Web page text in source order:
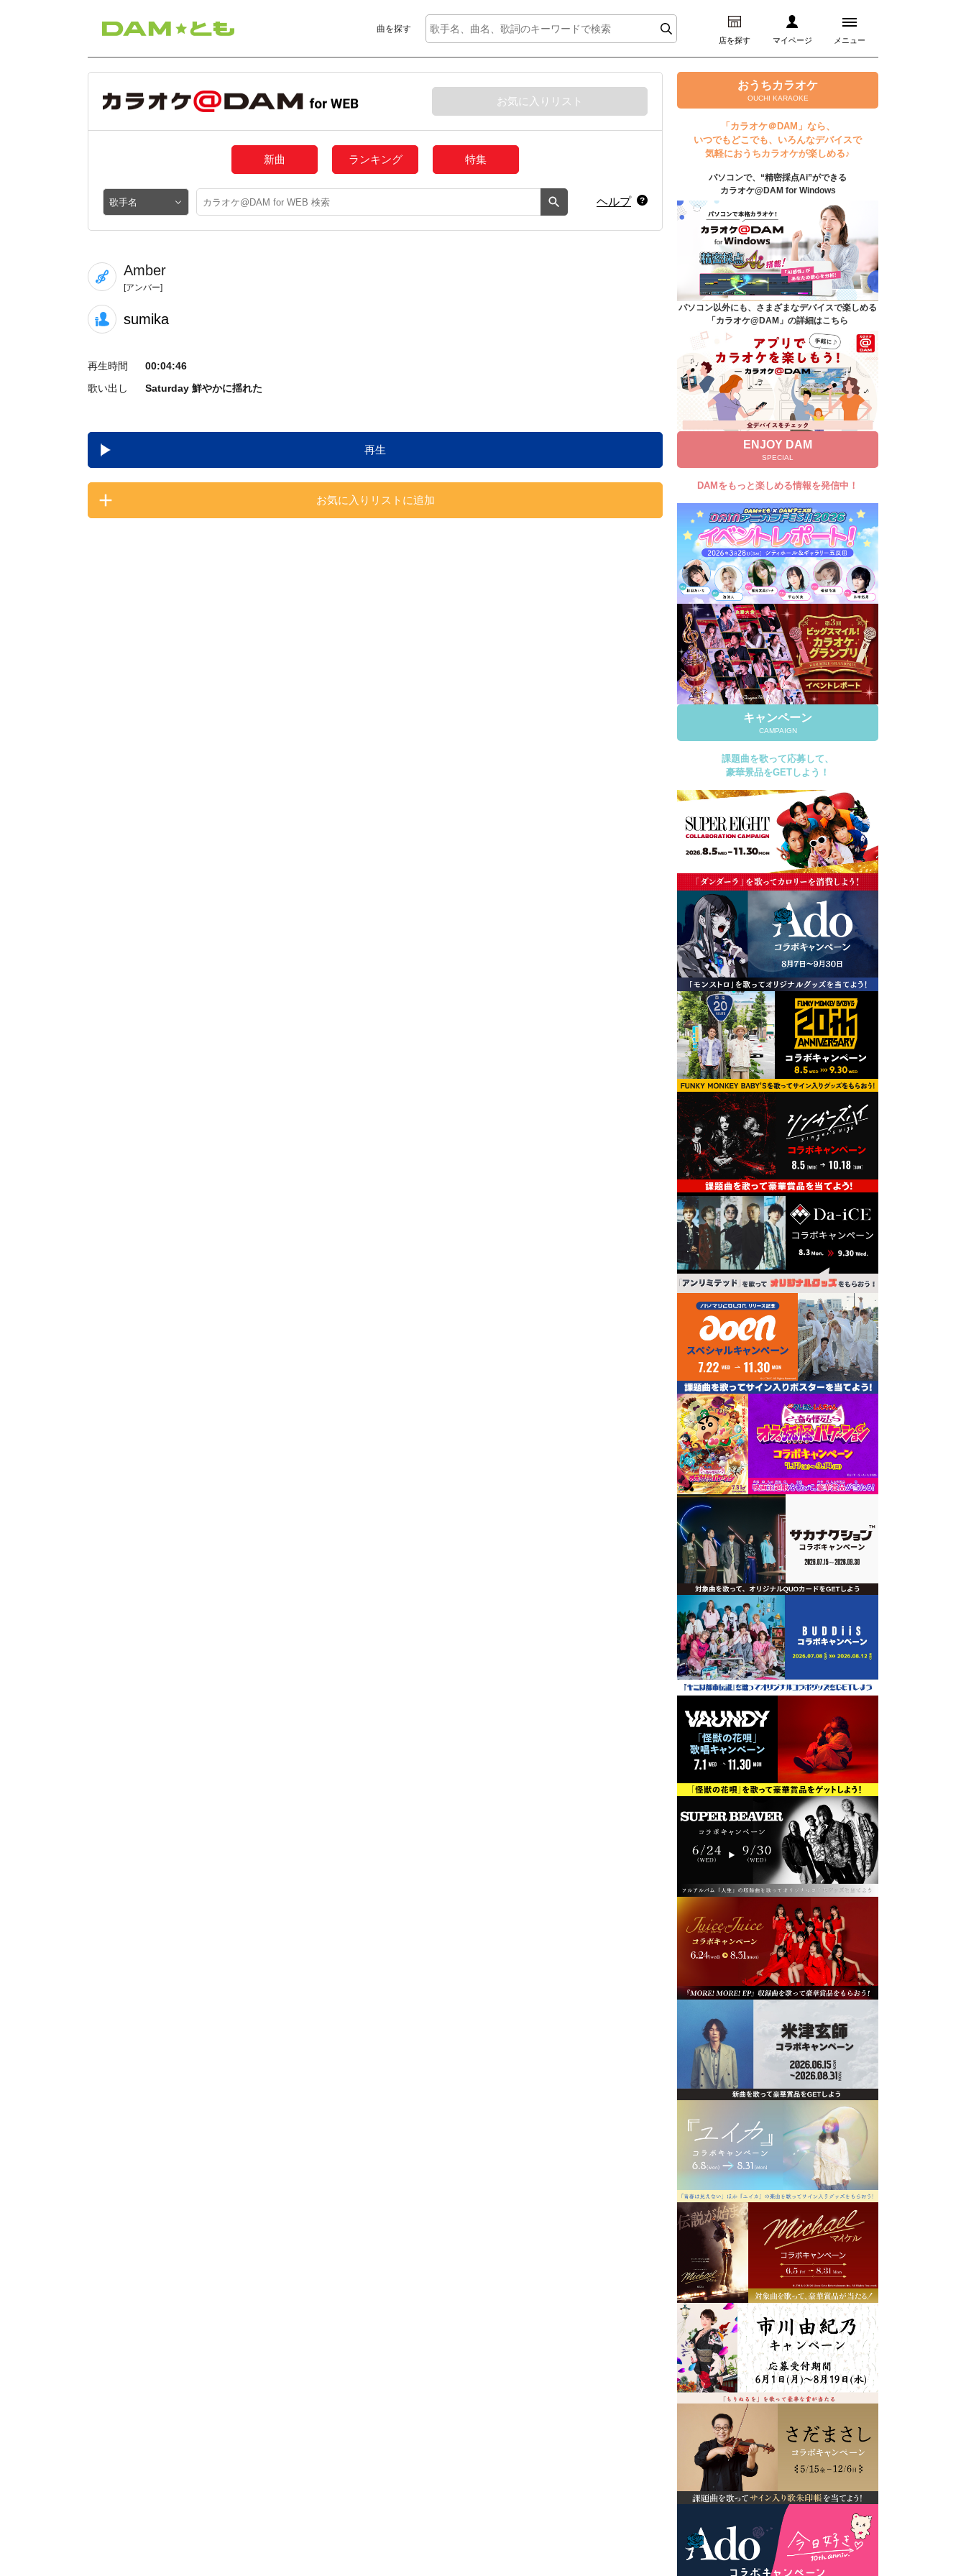
曲を探す
店を探す マイページ メニュー
ログイン
マイページ
プレミアムサービス
DAM★とも動画
DAM★とも録音
カラオケ＠DAM
ユーザー検索
キャンペーン
よくあるご質問
DAMの新曲・ランキングなど
カラオケ最新情報をチェック！
自宅でカラオケ歌い放題！
家族や友達と一緒に！練習にも！
お気に入りリスト
新曲 ランキング 特集
ヘルプ
Amber
[アンバー]
sumika
再生時間
00:04:46
歌い出し
Saturday 鮮やかに揺れた
再生
お気に入りリストに追加
おうちカラオケ
OUCHI KARAOKE
「カラオケ＠DAM」なら、
いつでもどこでも、いろんなデバイスで
気軽におうちカラオケが楽しめる♪
パソコンで、“精密採点Ai”ができる
カラオケ@DAM for Windows
パソコン以外にも、さまざまなデバイスで楽しめる
「カラオケ@DAM」の詳細はこちら
ENJOY DAM
SPECIAL
DAMをもっと楽しめる情報を発信中！
キャンペーン
CAMPAIGN
課題曲を歌って応募して、
豪華景品をGETしよう！